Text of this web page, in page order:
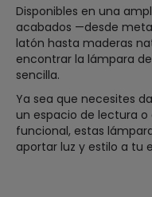
Disponibles en una
acabados —desde
latón hasta maderas
encontrar la lámpara
sencilla.
Ya sea que necesites
un espacio de lectura
funcional, estas
aportar luz y estilo a tu